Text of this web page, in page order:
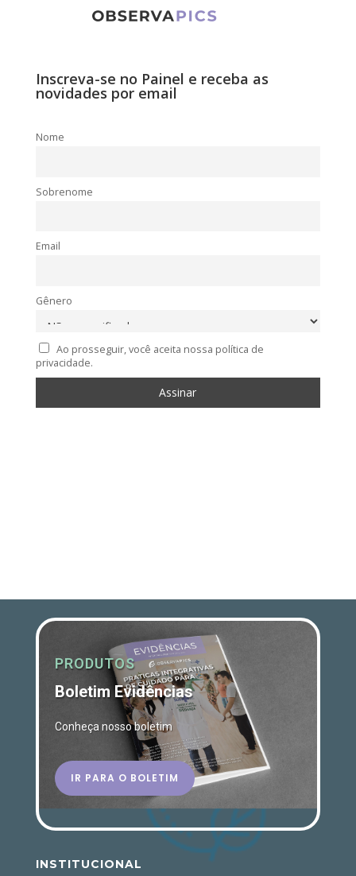
Inscreva-se no Painel e receba as
novidades por email
Nome
Sobrenome
Email
Gênero
Ao prosseguir, você aceita nossa política de
privacidade.
PRODUTOS
Boletim Evidências
Conheça nosso boletim
IR PARA O BOLETIM
INSTITUCIONAL